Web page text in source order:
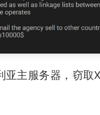
主服务器，窃